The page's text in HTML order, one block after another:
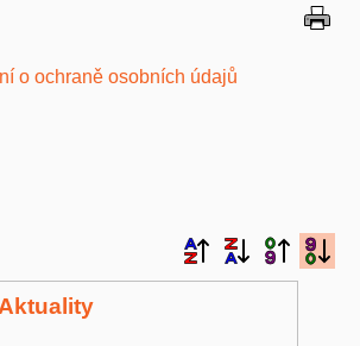
o ochraně osobních údajů
Aktuality